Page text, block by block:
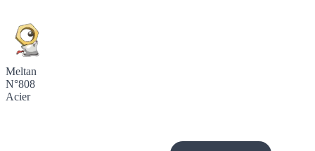
Meltan
N°808
Acier